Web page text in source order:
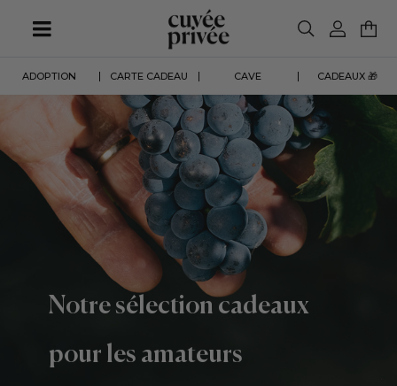
contenu
ADOPTION CARTE CADEAU CAVE CADEAUX 🎁
Notre sélection cadeaux
pour les amateurs